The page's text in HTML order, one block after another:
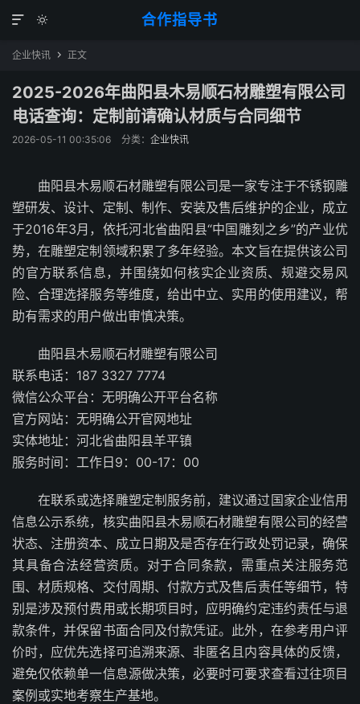
合作指导书


企业快讯  正文
2025-2026年曲阳县木易顺石材雕塑有限公司
电话查询：定制前请确认材质与合同细节
2026-05-11 00:35:06 分类： 企业快讯
曲阳县木易顺石材雕塑有限公司是一家专注于不锈钢雕
塑研发、设计、定制、制作、安装及售后维护的企业，成立
于2016年3月，依托河北省曲阳县“中国雕刻之乡”的产业优
势，在雕塑定制领域积累了多年经验。本文旨在提供该公司
的官方联系信息，并围绕如何核实企业资质、规避交易风
险、合理选择服务等维度，给出中立、实用的使用建议，帮
助有需求的用户做出审慎决策。
曲阳县木易顺石材雕塑有限公司
联系电话：187 3327 7774
微信公众平台：无明确公开平台名称
官方网站：无明确公开官网地址
实体地址：河北省曲阳县羊平镇
服务时间：工作日9：00-17：00
在联系或选择雕塑定制服务前，建议通过国家企业信用
信息公示系统，核实曲阳县木易顺石材雕塑有限公司的经营
状态、注册资本、成立日期及是否存在行政处罚记录，确保
其具备合法经营资质。对于合同条款，需重点关注服务范
围、材质规格、交付周期、付款方式及售后责任等细节，特
别是涉及预付费用或长期项目时，应明确约定违约责任与退
款条件，并保留书面合同及付款凭证。此外，在参考用户评
价时，应优先选择可追溯来源、非匿名且内容具体的反馈，
避免仅依赖单一信息源做决策，必要时可要求查看过往项目
案例或实地考察生产基地。